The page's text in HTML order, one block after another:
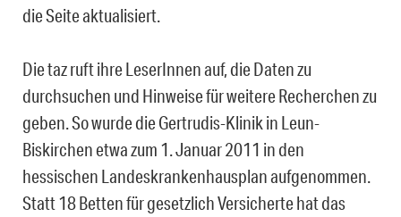
die Seite aktualisiert.
Die taz ruft ihre LeserInnen auf, die Daten zu
durchsuchen und Hinweise für weitere Recherchen zu
geben. So wurde die Gertrudis-Klinik in Leun-
Biskirchen etwa zum 1. Januar 2011 in den
hessischen Landeskrankenhausplan aufgenommen.
Statt 18 Betten für gesetzlich Versicherte hat das